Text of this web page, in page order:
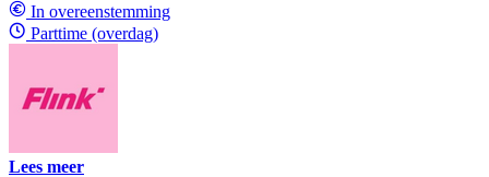
In overeenstemming
Parttime (overdag)
Lees meer